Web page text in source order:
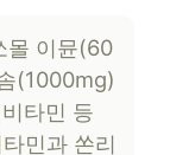
몰 이뮨(60
(1000mg)
타민 등
민과 쏜리